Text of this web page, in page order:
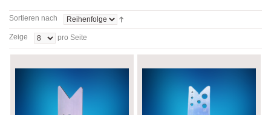
Sortieren nach
Zeige pro Seite